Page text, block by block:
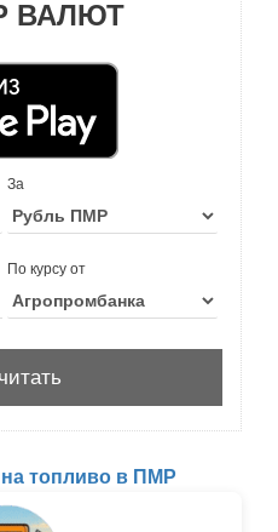
ВАЛЮТ
За
По курсу от
топливо в ПМР